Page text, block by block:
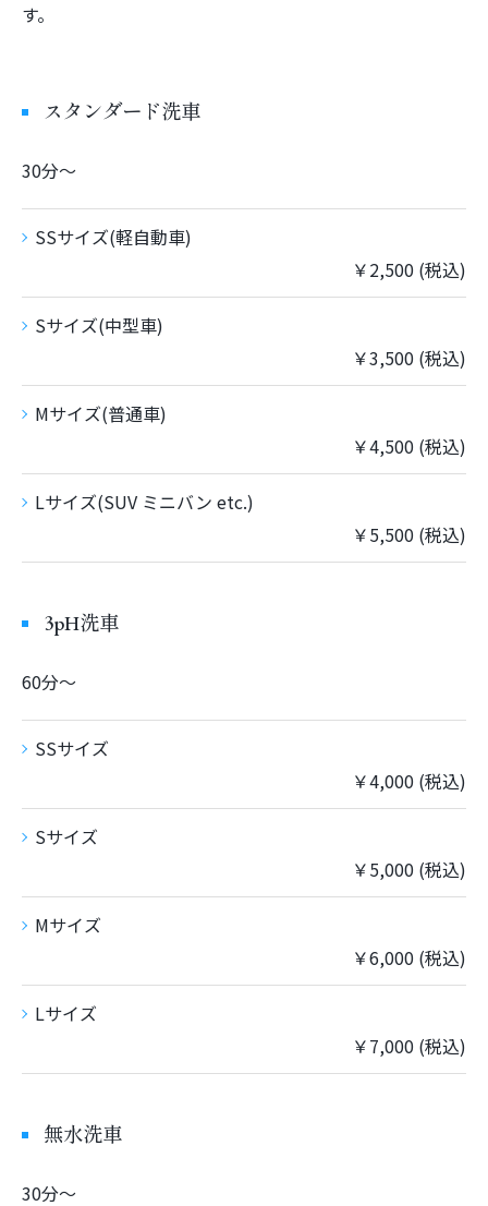
す。
スタンダード洗車
30分〜
SSサイズ(軽自動車)
￥2,500 (税込)
Sサイズ(中型車)
￥3,500 (税込)
Mサイズ(普通車)
￥4,500 (税込)
Lサイズ(SUV ミニバン etc.)
￥5,500 (税込)
3pH洗車
60分〜
SSサイズ
￥4,000 (税込)
Sサイズ
￥5,000 (税込)
Mサイズ
￥6,000 (税込)
Lサイズ
￥7,000 (税込)
無水洗車
30分〜